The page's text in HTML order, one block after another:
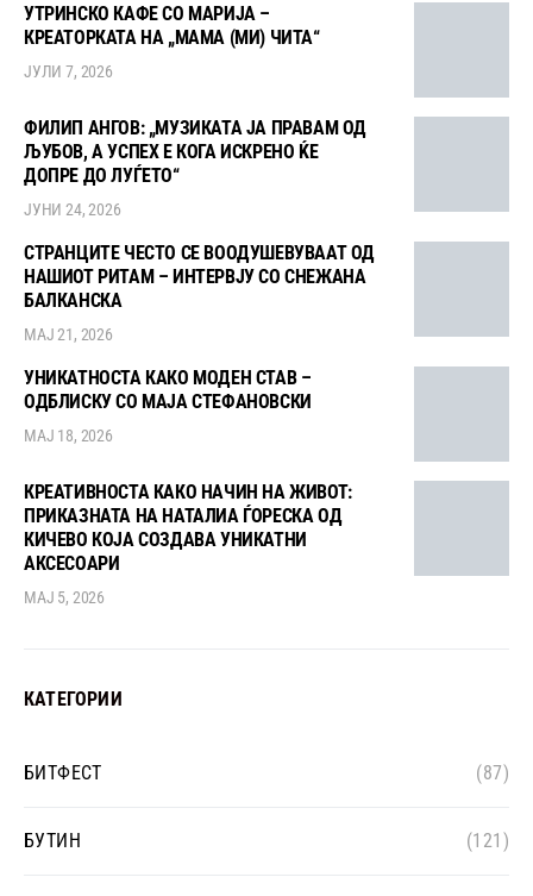
УТРИНСКО КАФЕ СО МАРИЈА –
КРЕАТОРКАТА НА „МАМА (МИ) ЧИТА“
ЈУЛИ 7, 2026
ФИЛИП АНГОВ: „МУЗИКАТА ЈА ПРАВАМ ОД
ЉУБОВ, А УСПЕХ Е КОГА ИСКРЕНО ЌЕ
ДОПРЕ ДО ЛУЃЕТО“
ЈУНИ 24, 2026
СТРАНЦИТЕ ЧЕСТО СЕ ВООДУШЕВУВААТ ОД
НАШИОТ РИТАМ – ИНТЕРВЈУ СО СНЕЖАНА
БАЛКАНСКА
МАЈ 21, 2026
УНИКАТНОСТА КАКО МОДЕН СТАВ –
ОДБЛИСКУ СО МАЈА СТЕФАНОВСКИ
МАЈ 18, 2026
КРЕАТИВНОСТА КАКО НАЧИН НА ЖИВОТ:
ПРИКАЗНАТА НА НАТАЛИА ЃОРЕСКА ОД
КИЧЕВО КОЈА СОЗДАВА УНИКАТНИ
АКСЕСОАРИ
МАЈ 5, 2026
КАТЕГОРИИ
БИТФЕСТ (87)
БУТИН (121)